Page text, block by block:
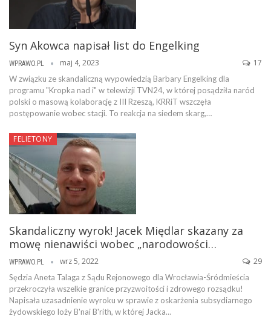
Syn Akowca napisał list do Engelking
WPRAWO.PL maj 4, 2023 17
W związku ze skandaliczną wypowiedzią Barbary Engelking dla
programu "Kropka nad i" w telewizji TVN24, w której posądziła naród
polski o masową kolaborację z III Rzeszą, KRRiT wszczęła
postępowanie wobec stacji. To reakcja na siedem skarg,…
FELIETONY
Skandaliczny wyrok! Jacek Międlar skazany za
mowę nienawiści wobec „narodowości…
WPRAWO.PL wrz 5, 2022 29
Sędzia Aneta Talaga z Sądu Rejonowego dla Wrocławia-Śródmieścia
przekroczyła wszelkie granice przyzwoitości i zdrowego rozsądku!
Napisała uzasadnienie wyroku w sprawie z oskarżenia subsydiarnego
żydowskiego loży B'nai B'rith, w której Jacka…